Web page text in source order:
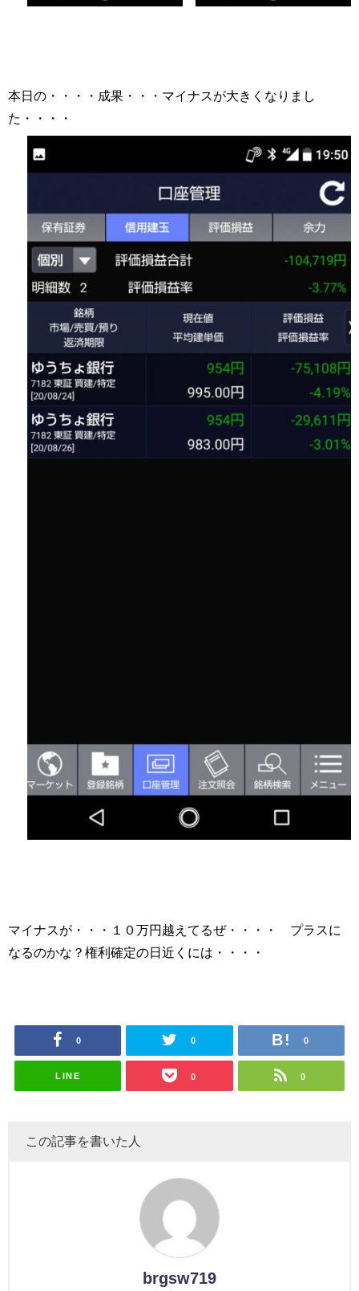
本日の・・・・成果・・・マイナスが大きくなりまし
た・・・・
マイナスが・・・１０万円越えてるぜ・・・・ プラスに
なるのかな？権利確定の日近くには・・・・
0 0 0
LINE 0 0
この記事を書いた人
brgsw719